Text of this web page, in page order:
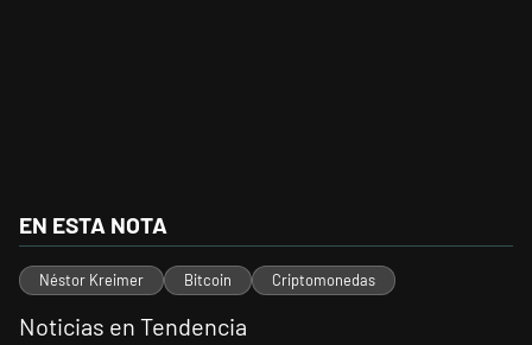
EN ESTA NOTA
Néstor Kreimer Bitcoin Criptomonedas
Noticias en Tendencia